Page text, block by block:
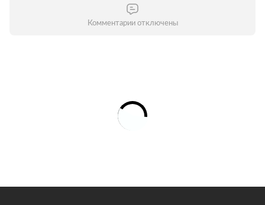
Комментарии отключены